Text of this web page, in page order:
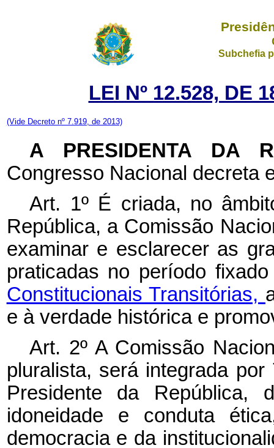
Subchefia
LEI Nº 12.528, DE
(Vide Decreto nº 7.919, de 2013)
A PRESIDENTA DA
Congresso Nacional decreta
Art. 1º É criada, no
República, a Comissão
examinar e esclarecer as
praticadas no período
Constitucionais Transitórias,
e à verdade histórica e
Art. 2º A Comissão
pluralista, será integrada
Presidente da República,
idoneidade e conduta
democracia e da